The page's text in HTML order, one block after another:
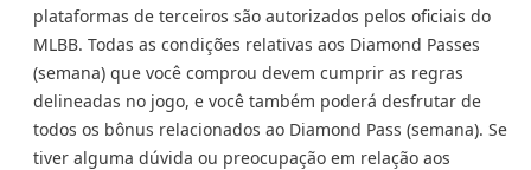
plataformas de terceiros são autorizados pelos oficiais do
MLBB. Todas as condições relativas aos Diamond Passes
(semana) que você comprou devem cumprir as regras
delineadas no jogo, e você também poderá desfrutar de
todos os bônus relacionados ao Diamond Pass (semana). Se
tiver alguma dúvida ou preocupação em relação aos